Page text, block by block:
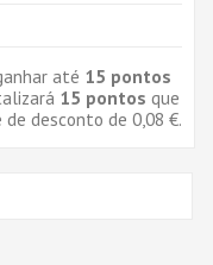
até 15 pontos
15 pontos que
de desconto de 0,08 €.